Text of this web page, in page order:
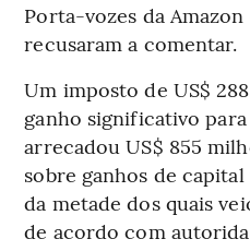
Porta-vozes da Amazon
recusaram a comentar.
Um imposto de US$
ganho significativo
arrecadou US$ 855
sobre ganhos de
da metade dos quais
de acordo com